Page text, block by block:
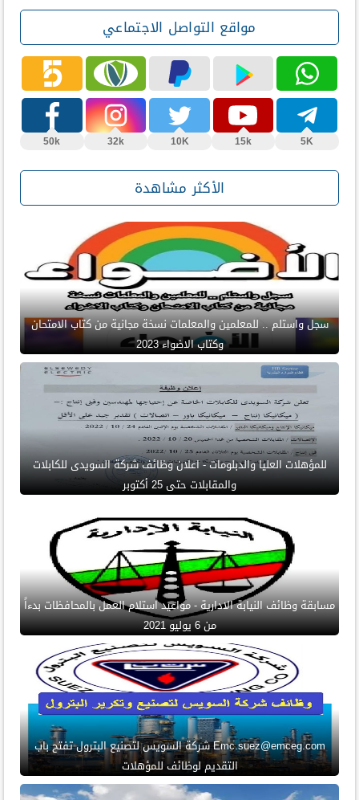
مواقع التواصل الاجتماعي
5K
15k
10K
32k
50k
الأكثر مشاهدة
سجل واستلم .. للمعلمين والمعلمات نسخة مجانية من كتاب الامتحان
وكتاب الاضواء 2023
للمؤهلات العليا والدبلومات - اعلان وظائف شركة السويدى للكابلات
والمقابلات حتى 25 أكتوبر
مسابقة وظائف النيابة الادارية - مواعيد استلام العمل بالمحافظات بدءاً
من 6 يوليو 2021
Emc.suez@emceg.com شركة السويس لتصنيع البترول تفتح باب
التقديم لوظائف للمؤهلات